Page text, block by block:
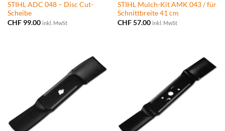
STIHL ADC 048 – Disc Cut-
Scheibe
CHF99.00 inkl. MwSt
STIHL Mulch-Kit AMK 043 / für
Schnittbreite 41 cm
CHF57.00 inkl. MwSt